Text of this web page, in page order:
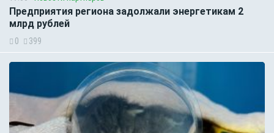
Предприятия региона задолжали энергетикам 2
млрд рублей
0 399